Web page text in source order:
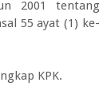
2001 tentang
55 ayat (1) ke-
KPK.